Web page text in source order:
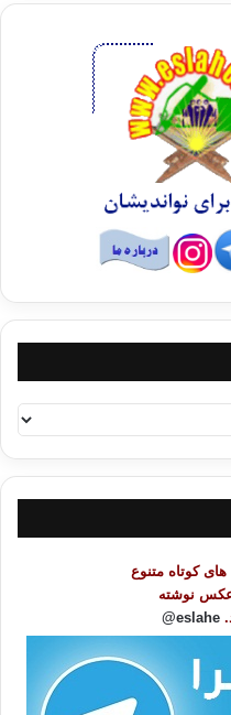
کوتاه متنوع
نوشته
eslahe@